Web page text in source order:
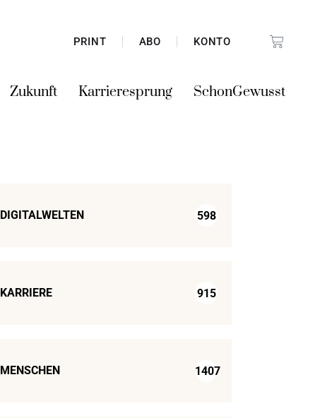
PRINT ABO KONTO
Zukunft Karrieresprung SchonGewusst
DIGITALWELTEN 598
KARRIERE 915
MENSCHEN 1407